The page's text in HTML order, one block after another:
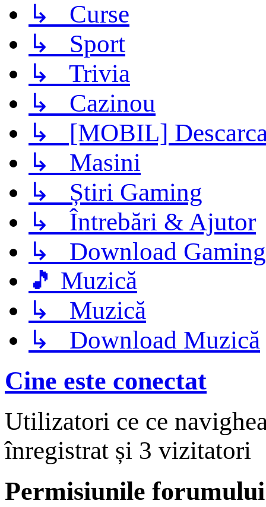
↳ Curse
↳ Sport
↳ Trivia
↳ Cazinou
↳ [MOBIL]
↳ Masini
↳ Știri Gaming
↳ Întrebări & Ajutor
↳ Download Gaming
🎵 Muzică
↳ Muzică
↳ Download Muzică
Cine este conectat
Utilizatori ce ce
înregistrat și 3 vizitatori
Permisiunile forumului